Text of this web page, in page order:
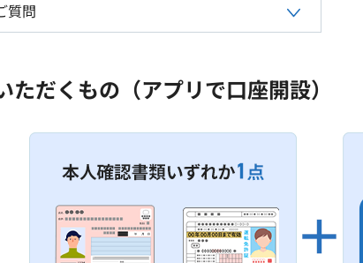
質問
ただくもの（アプリで口座開設）